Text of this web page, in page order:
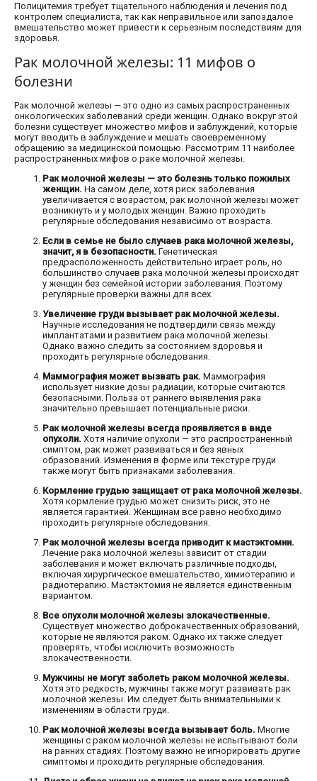
Полицитемия требует тщательного наблюдения и лечения под
контролем специалиста, так как неправильное или запоздалое
вмешательство может привести к серьезным последствиям для
здоровья.
Рак молочной железы: 11 мифов о
болезни
Рак молочной железы — это одно из самых распространенных
онкологических заболеваний среди женщин. Однако вокруг этой
болезни существует множество мифов и заблуждений, которые
могут вводить в заблуждение и мешать своевременному
обращению за медицинской помощью. Рассмотрим 11 наиболее
распространенных мифов о раке молочной железы.
Рак молочной железы — это болезнь только пожилых
женщин. На самом деле, хотя риск заболевания
увеличивается с возрастом, рак молочной железы может
возникнуть и у молодых женщин. Важно проходить
регулярные обследования независимо от возраста.
Если в семье не было случаев рака молочной железы,
значит, я в безопасности. Генетическая
предрасположенность действительно играет роль, но
большинство случаев рака молочной железы происходят
у женщин без семейной истории заболевания. Поэтому
регулярные проверки важны для всех.
Увеличение груди вызывает рак молочной железы.
Научные исследования не подтвердили связь между
имплантатами и развитием рака молочной железы.
Однако важно следить за состоянием здоровья и
проходить регулярные обследования.
Маммография может вызвать рак. Маммография
использует низкие дозы радиации, которые считаются
безопасными. Польза от раннего выявления рака
значительно превышает потенциальные риски.
Рак молочной железы всегда проявляется в виде
опухоли. Хотя наличие опухоли — это распространенный
симптом, рак может развиваться и без явных
образований. Изменения в форме или текстуре груди
также могут быть признаками заболевания.
Кормление грудью защищает от рака молочной железы.
Хотя кормление грудью может снизить риск, это не
является гарантией. Женщинам все равно необходимо
проходить регулярные обследования.
Рак молочной железы всегда приводит к мастэктомии.
Лечение рака молочной железы зависит от стадии
заболевания и может включать различные подходы,
включая хирургическое вмешательство, химиотерапию и
радиотерапию. Мастэктомия не является единственным
вариантом.
Все опухоли молочной железы злокачественные.
Существует множество доброкачественных образований,
которые не являются раком. Однако их также следует
проверять, чтобы исключить возможность
злокачественности.
Мужчины не могут заболеть раком молочной железы.
Хотя это редкость, мужчины также могут развивать рак
молочной железы. Им следует быть внимательными к
изменениям в области груди.
Рак молочной железы всегда вызывает боль. Многие
женщины с раком молочной железы не испытывают боли
на ранних стадиях. Поэтому важно не игнорировать другие
симптомы и проходить регулярные обследования.